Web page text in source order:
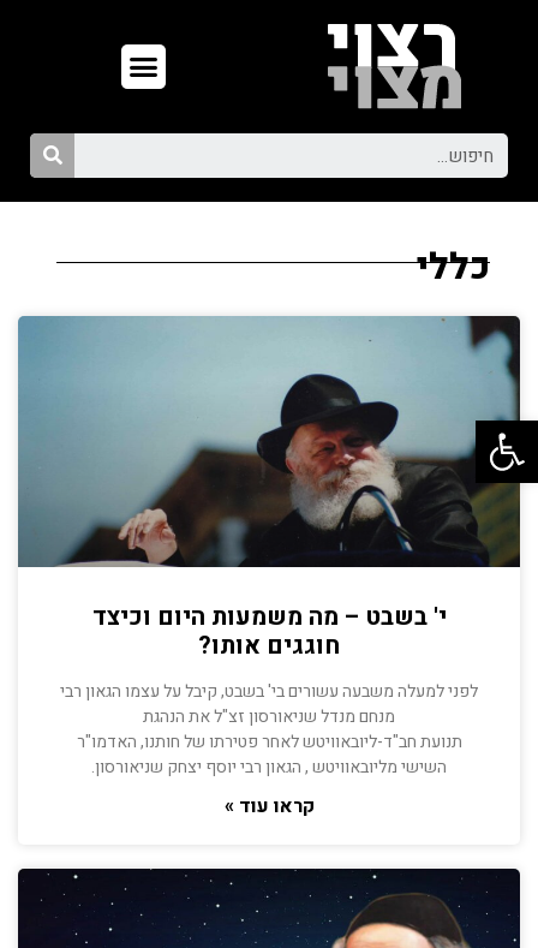
פתח סרגל נגישות
כללי
י' בשבט – מה משמעות היום וכיצד
חוגגים אותו?
לפני למעלה משבעה עשורים בי' בשבט, קיבל על עצמו הגאון רבי
מנחם מנדל שניאורסון זצ"ל את הנהגת
תנועת חב"ד-ליובאוויטש לאחר פטירתו של חותנו, האדמו"ר
השישי מליובאוויטש , הגאון רבי יוסף יצחק שניאורסון.
קראו עוד »